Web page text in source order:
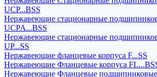
UCP...BSS
Нержавеющие стационарные
UCPA...BSS
Нержавеющие стационарные
UP...SS
Нержавеющие фланцевые корпуса F...SS
Нержавеющие Фланцевые корпуса
Нержавеющие Фланцевые подшипниковые